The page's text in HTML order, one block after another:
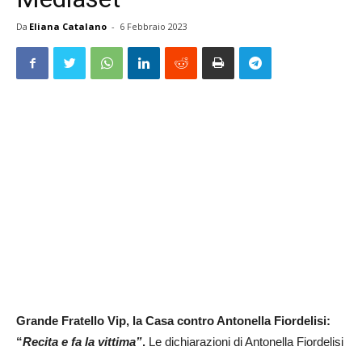
Da Eliana Catalano - 6 Febbraio 2023
Grande Fratello Vip, la Casa contro Antonella Fiordelisi:
“Recita e fa la vittima”. Le dichiarazioni di Antonella Fiordelisi